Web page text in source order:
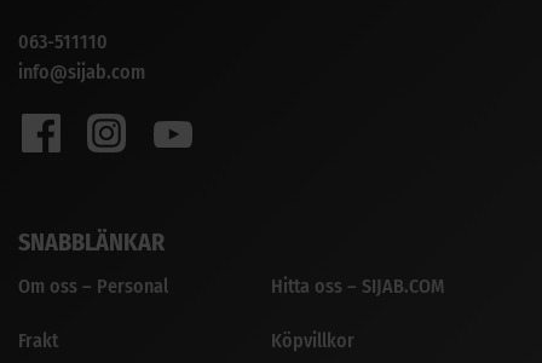
063-511110
info@sijab.com
SNABBLÄNKAR
Om oss – Personal
Frakt
Hitta oss – SIJAB.COM
Köpvillkor